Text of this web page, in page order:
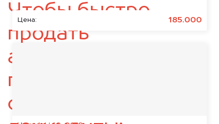
Цена: 185.000
Чтобы быстро
продать
автомобиль,
подготовьте
следующие